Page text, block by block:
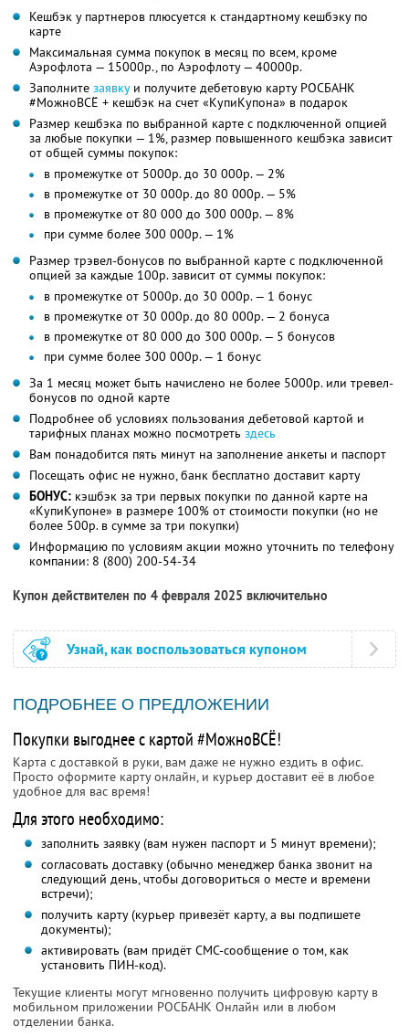
Кешбэк у партнеров плюсуется к стандартному кешбэку по
карте
Максимальная сумма покупок в месяц по всем, кроме
Аэрофлота — 15000р., по Аэрофлоту — 40000р.
Заполните заявкуи получите дебетовую карту РОСБАНК
#МожноВСЁ + кешбэк на счет «КупиКупона» в подарок
Размер кешбэка по выбранной карте с подключенной опцией
за любые покупки — 1%, размер повышенного кешбэка зависит
от общей суммы покупок:
в промежутке от 5000р. до 30 000р. — 2%
в промежутке от 30 000р. до 80 000р. — 5%
в промежутке от 80 000 до 300 000р. — 8%
при сумме более 300 000р. — 1%
Размер трэвел-бонусов по выбранной карте с подключенной
опцией за каждые 100р. зависит от суммы покупок:
в промежутке от 5000р. до 30 000р. — 1 бонус
в промежутке от 30 000р. до 80 000р. — 2 бонуса
в промежутке от 80 000 до 300 000р. — 5 бонусов
при сумме более 300 000р. — 1 бонус
За 1 месяц может быть начислено не более 5000р. или тревел-
бонусов по одной карте
Подробнее об условиях пользования дебетовой картой и
тарифных планах можно посмотреть здесь
Вам понадобится пять минут на заполнение анкеты и паспорт
Посещать офис не нужно, банк бесплатно доставит карту
БОНУС: кэшбэк за три первых покупки по данной карте на
«КупиКупоне» в размере 100% от стоимости покупки (но не
более 500р. в сумме за три покупки)
Информацию по условиям акции можно уточнить по телефону
компании: 8 (800) 200-54-34
Купон действителен по 4 февраля 2025 включительно
Узнай, как воспользоваться купоном
ПОДРОБНЕЕ О ПРЕДЛОЖЕНИИ
Покупки выгоднее с картой #МожноВСЁ!
Карта с доставкой в руки, вам даже не нужно ездить в офис.
Просто оформите карту онлайн, и курьер доставит её в любое
удобное для вас время!
Для этого необходимо:
заполнить заявку (вам нужен паспорт и 5 минут времени);
согласовать доставку (обычно менеджер банка звонит на
следующий день, чтобы договориться о месте и времени
встречи);
получить карту (курьер привезёт карту, а вы подпишете
документы);
активировать (вам придёт СМС-сообщение о том, как
установить ПИН-код).
Текущие клиенты могут мгновенно получить цифровую карту в
мобильном приложении РОСБАНК Онлайн или в любом
отделении банка.